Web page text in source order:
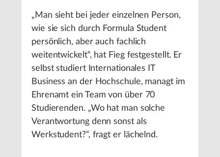
„Man sieht bei jeder einzelnen Person,
wie sie sich durch Formula Student
persönlich, aber auch fachlich
weitentwickelt“, hat Fieg festgestellt. Er
selbst studiert Internationales IT
Business an der Hochschule, managt im
Ehrenamt ein Team von über 70
Studierenden. „Wo hat man solche
Verantwortung denn sonst als
Werkstudent?“, fragt er lächelnd.